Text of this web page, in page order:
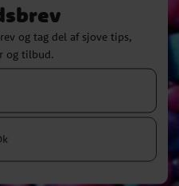
og tag del af sjove tips,
og tilbud.